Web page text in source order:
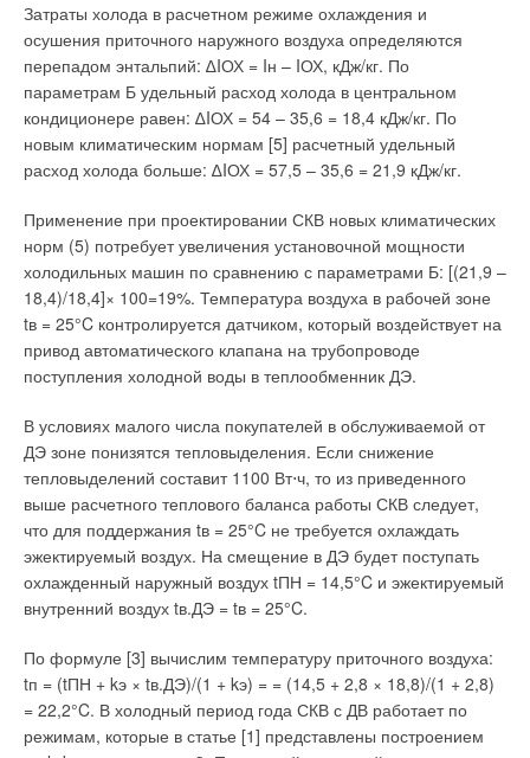
Затраты холода в расчетном режиме охлаждения и
осушения приточного наружного воздуха определяются
перепадом энтальпий: ∆IОХ = Iн – IОХ, кДж/кг. По
параметрам Б удельный расход холода в центральном
кондиционере равен: ∆IОХ = 54 – 35,6 = 18,4 кДж/кг. По
новым климатическим нормам [5] расчетный удельный
расход холода больше: ∆IОХ = 57,5 – 35,6 = 21,9 кДж/кг.
Применение при проектировании СКВ новых климатических
норм (5) потребует увеличения установочной мощности
холодильных машин по сравнению с параметрами Б: [(21,9 –
18,4)/18,4]× 100=19%. Температура воздуха в рабочей зоне
tв = 25°C контролируется датчиком, который воздействует на
привод автоматического клапана на трубопроводе
поступления холодной воды в теплообменник ДЭ.
В условиях малого числа покупателей в обслуживаемой от
ДЭ зоне понизятся тепловыделения. Если снижение
тепловыделений составит 1100 Вт⋅ч, то из приведенного
выше расчетного теплового баланса работы СКВ следует,
что для поддержания tв = 25°C не требуется охлаждать
эжектируемый воздух. На смещение в ДЭ будет поступать
охлажденный наружный воздух tПН = 14,5°C и эжектируемый
внутренний воздух tв.ДЭ = tв = 25°C.
По формуле [3] вычислим температуру приточного воздуха:
tп = (tПН + kэ × tв.ДЭ)/(1 + kэ) = = (14,5 + 2,8 × 18,8)/(1 + 2,8)
= 22,2°C. В холодный период года СКВ с ДВ работает по
режимам, которые в статье [1] представлены построением
внешним водонагревателем Logalux производства
BUDERUS.
Все котлы очень просто регулируются с помощью
термостата, который может быть смонтирован в любом
месте жилого дома или квартиры. Понятная панель
управления термостата позволяет настроить требуемую
летний/зимний режимы работы котла. Помимо компактности,
отличительной особенностью котлов данного типа является
их полная заводская комплектация: котел поставляется со
встроенным расширительным баком, перепускным и
предохранительным клапанами. Это позволяет экономить
затраты на монтаж этого оборудования.
производит и поставляет на российский рынок широкий
спектр настенных конденсационных котлов Logamax GB112
мощностью от 11 до 60 кВт. Отличительная особенность
данного оборудования — его чрезвычайно высокая
эффективность за счет утилизации скрытой теплоты
парообразования влаги, содержащейся в дымовых газах.
Благодаря надежным инженерным решениям, оптимальной
гидравлике котлов, а также оптимизации процессов
котлов данной серии достигает 109 %.
В марте 2005 г. на ISH’2005 (Франкфурт) был представлен
уникальный настенный конденсационный котел GB162